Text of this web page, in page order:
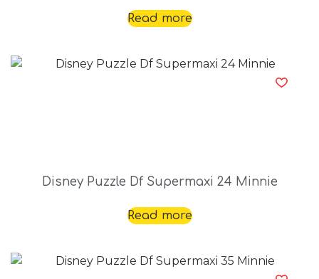
Read more
Disney Puzzle Df Supermaxi 24 Minnie
Read more